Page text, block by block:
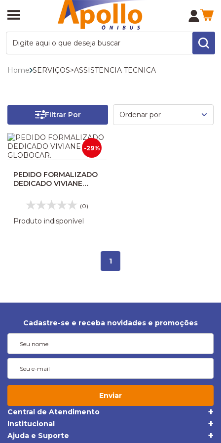
Home SERVIÇOS>ASSISTENCIA TECNICA
Filtrar Por
-29%
PEDIDO FORMALIZADO
DEDICADO VIVIANE
(0)
Produto indisponível
1
Cadastre-se e receba novidades e promoções
Enviar
Central de Atendimento
(19) 3395-1668
(19) 98409-5604
Institucional
Quem Somos
Ajuda e Suporte